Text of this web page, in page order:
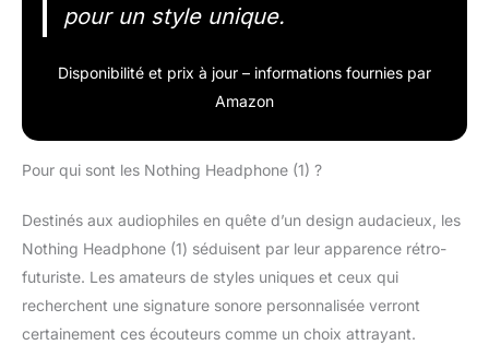
pour un style unique.
Disponibilité et prix à jour – informations fournies par
Amazon
Pour qui sont les Nothing Headphone (1) ?
Destinés aux audiophiles en quête d’un design audacieux, les
Nothing Headphone (1) séduisent par leur apparence rétro-
futuriste. Les amateurs de styles uniques et ceux qui
recherchent une signature sonore personnalisée verront
certainement ces écouteurs comme un choix attrayant.